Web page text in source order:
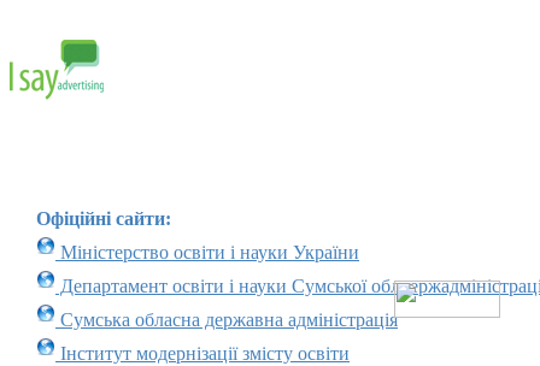
Офіційні сайти:
Міністерство освіти і науки України
Департамент освіти і науки Сумської
Сумська обласна державна адміністрація
Інститут модернізації змісту освіти